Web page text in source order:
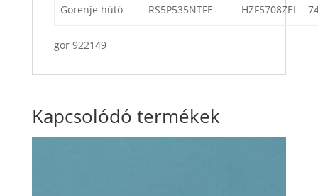
Gorenje hűtő RS5P535NTFE HZF5708ZEI
gor 922149
Kapcsolódó termékek